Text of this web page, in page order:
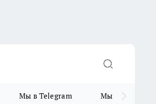
Мы в Telegram Мы в MAX